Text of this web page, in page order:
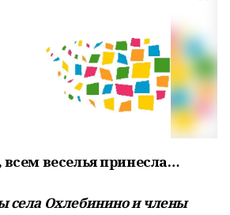
веселья принесла…
села Охлебинино и члены